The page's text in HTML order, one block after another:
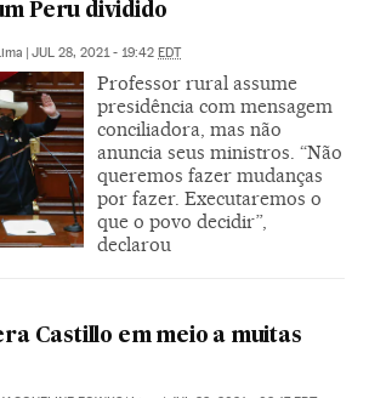
Peru dividido
JUL 28, 2021 - 19:42 EDT
Professor rural assume
presidência com mensagem
conciliadora, mas não
anuncia seus ministros. “Não
queremos fazer mudanças
por fazer. Executaremos o
que o povo decidir”,
declarou
Castillo em meio a muitas